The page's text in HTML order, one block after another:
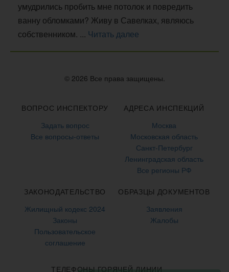
умудрились пробить мне потолок и повредить
ванну обломками? Живу в Савелках, являюсь
собственником. ... Читать далее
© 2026 Все права защищены.
ВОПРОС ИНСПЕКТОРУ
Задать вопрос
Все вопросы-ответы
АДРЕСА ИНСПЕКЦИЙ
Москва
Московская область
Санкт-Петербург
Ленинградская область
Все регионы РФ
ЗАКОНОДАТЕЛЬСТВО
Жилищный кодекс 2024
Законы
Пользовательское
соглашение
ОБРАЗЦЫ ДОКУМЕНТОВ
Заявления
Жалобы
ТЕЛЕФОНЫ ГОРЯЧЕЙ ЛИНИИ